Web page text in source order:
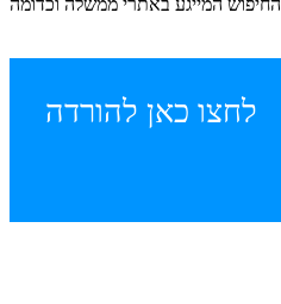
לחצו כאן להורדה